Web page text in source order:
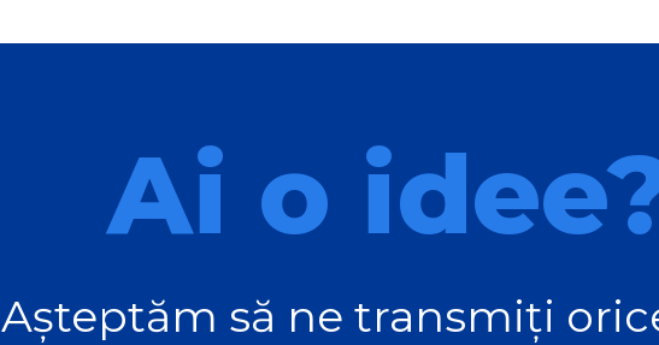
Ai o
Așteptăm să ne transmiți